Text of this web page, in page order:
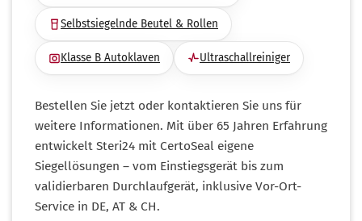
Selbstsiegelnde Beutel & Rollen
Klasse B Autoklaven Ultraschallreiniger
Bestellen Sie jetzt oder kontaktieren Sie uns für
weitere Informationen. Mit über 65 Jahren Erfahrung
entwickelt Steri24 mit CertoSeal eigene
Siegellösungen – vom Einstiegsgerät bis zum
validierbaren Durchlaufgerät, inklusive Vor-Ort-
Service in DE, AT & CH.